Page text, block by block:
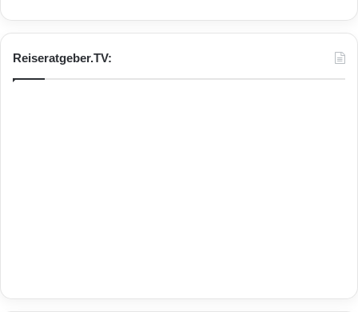
Reiseratgeber.TV: